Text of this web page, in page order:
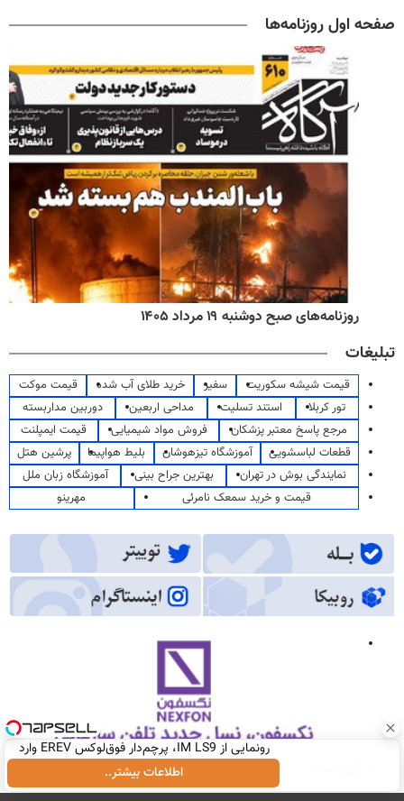
صفحه اول روزنامه‌ها
روزنامه‌های صبح دوشنبه ۱۹ مرداد ۱۴۰۵
تبلیغات
قیمت شیشه سکوریت سفیر خرید طلای آب شده
قیمت موکت
تور کربلا
استند تسلیت مداحی اربعین
دوربین مداربسته
مرجع پاسخ معتبر پزشکان
فروش مواد شیمیایی
قیمت ایمپلنت
قطعات لباسشویی
آموزشگاه تیزهوشان بلیط هواپیما
پرشین هتل
نمایندگی بوش در تهران
بهترین جراح بینی
آموزشگاه زبان ملل
قیمت و خرید سمعک نامرئی
مهرینو
رونمایی از IM LS9، پرچم‌دار فوق‌لوکس EREV وارد
بازار ایران شد
اطلاعات بیشتر..